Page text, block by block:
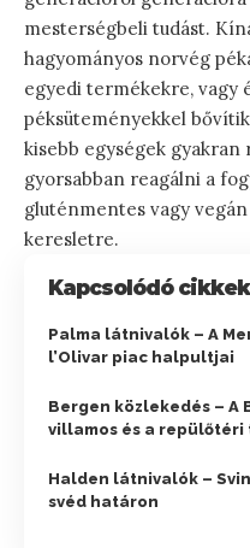
mesterségbeli tudást.
hagyományos norvég
egyedi termékekre, vagy
péksüteményekkel
kisebb egységek gyakran
gyorsabban reagálni a
gluténmentes vagy
keresletre.
Kapcsolódó cikkek
Palma látnivalók – A
l’Olivar piac halpultjai
Bergen közlekedés – A
villamos és a
Halden látnivalók –
svéd határon